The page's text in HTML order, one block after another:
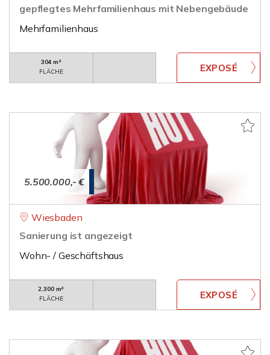
gepflegtes Mehrfamilienhaus mit Nebengebäude
Mehrfamilienhaus
304 m²
FLÄCHE
5.500.000,- €
Wiesbaden
Sanierung ist angezeigt
Wohn- / Geschäftshaus
2.300 m²
FLÄCHE